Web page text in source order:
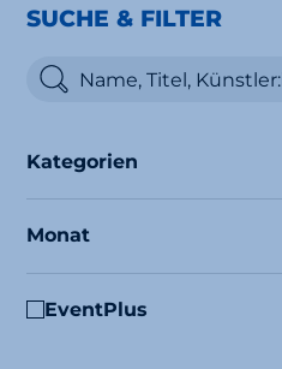
SUCHE & FILTER
Kategorien
Monat
EventPlus